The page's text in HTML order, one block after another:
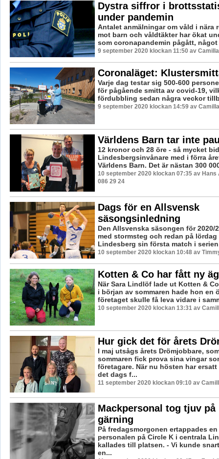
Dystra siffror i
under pandemin
Antalet anmälningar om våld i nära
mot barn och våldtäkter har ökat
som coronapandemin pågått, något
9 september 2020 klockan 11:50 av
Coronaläget:
Varje dag testar sig 500-600
för pågående smitta av covid-19,
fördubbling sedan några veckor
9 september 2020 klockan 14:59 av
Världens Barn tar inte
12 kronor och 28 öre - så mycket
Lindesbergsinvånare med i förra
Världens Barn. Det är nästan 300
10 september 2020 klockan 07:35 av Hans
086 29 24
Dags för en Allsvensk
säsongsinledning
Den Allsvenska säsongen för 2020/
med stormsteg och redan på lördag
Lindesberg sin första match i
10 september 2020 klockan 10:48 av
Kotten & Co har fått ny
När Sara Lindlöf lade ut Kotten &
i början av sommaren hade hon en
företaget skulle få leva vidare i
10 september 2020 klockan 13:31 av
Hur gick det för årets
I maj utsågs årets Drömjobbare,
sommaren fick prova sina vingar
företagare. När nu hösten har ersatt
det dags f...
11 september 2020 klockan 09:10 av
Mackpersonal tog tjuv på
gärning
På fredagsmorgonen ertappades
personalen på Circle K i centrala
kallades till platsen. - Vi kunde
en...